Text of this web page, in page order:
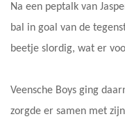
Na een peptalk van
bal in goal van de
beetje slordig, wat er
Veensche Boys ging
zorgde er samen met